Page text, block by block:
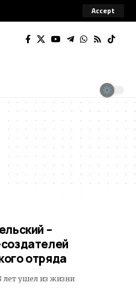
Accept
–
отряда
лет ушел из жизни